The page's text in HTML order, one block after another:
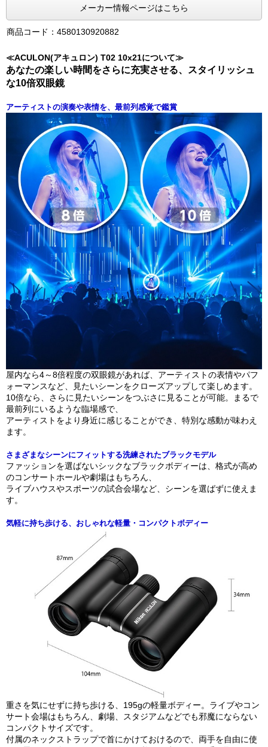
メーカー情報ページはこちら
商品コード：4580130920882
≪ACULON(アキュロン) T02 10x21について≫
あなたの楽しい時間をさらに充実させる、スタイリッシュ
な10倍双眼鏡
アーティストの演奏や表情を、最前列感覚で鑑賞
屋内なら4～8倍程度の双眼鏡があれば、アーティストの表情やパフ
ォーマンスなど、見たいシーンをクローズアップして楽しめます。
10倍なら、さらに見たいシーンをつぶさに見ることが可能。まるで
最前列にいるような臨場感で、
アーティストをより身近に感じることができ、特別な感動が味わえ
ます。
さまざまなシーンにフィットする洗練されたブラックモデル
ファッションを選ばないシックなブラックボディーは、格式が高め
のコンサートホールや劇場はもちろん、
ライブハウスやスポーツの試合会場など、シーンを選ばずに使えま
す。
気軽に持ち歩ける、おしゃれな軽量・コンパクトボディー
重さを気にせずに持ち歩ける、195gの軽量ボディー。ライブやコン
サート会場はもちろん、劇場、スタジアムなどでも邪魔にならない
コンパクトサイズです。
付属のネックストラップで首にかけておけるので、両手を自由に使